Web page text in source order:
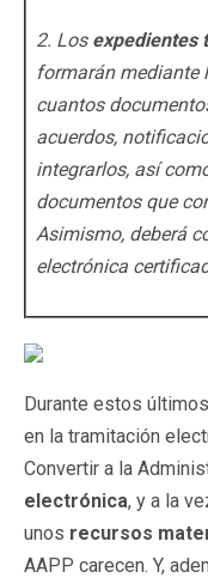
2. Los expedientes
formarán mediante
cuantos
acuerdos,
integrarlos, así
documentos que
Asimismo, deberá
electrónica
Durante estos
en la tramitación
Convertir a la
electrónica, y a la
unos recursos
AAPP carecen. Y,